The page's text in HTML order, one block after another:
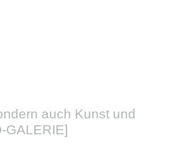
auch Kunst und
GALERIE]